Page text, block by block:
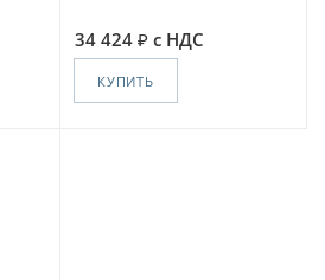
34 424 с НДС
КУПИТЬ